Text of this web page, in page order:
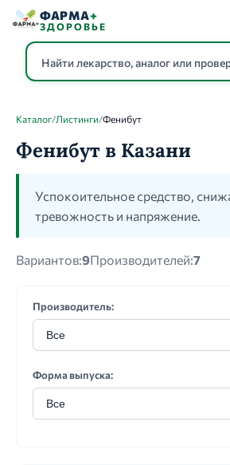
ФАРМА+
ЗДОРОВЬЕ
Каталог
Каталог/Листинги/Фенибут
Фенибут в Казани
Успокоительное средство,
тревожность и напряжение.
Вариантов:9Производителей:7
Производитель:
Форма выпуска: